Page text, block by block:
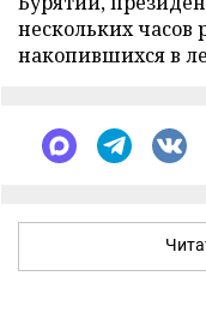
нескольких часов
накопившихся в